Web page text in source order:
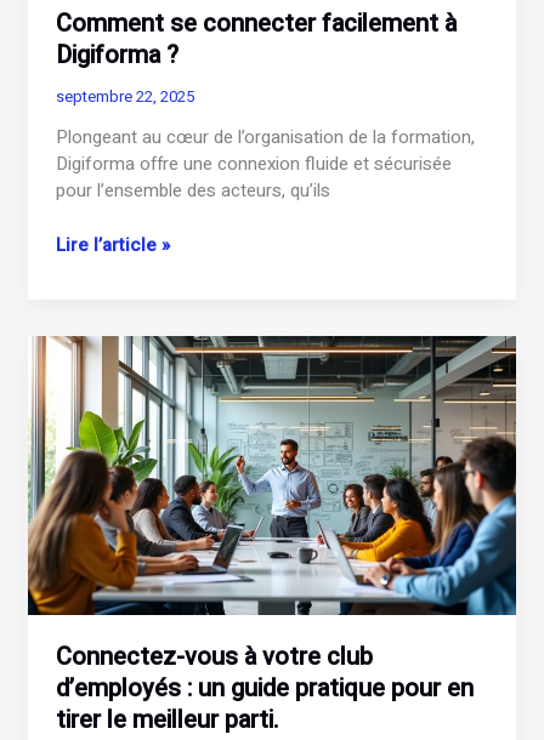
Comment se connecter facilement à
Digiforma ?
septembre 22, 2025
Plongeant au cœur de l’organisation de la formation,
Digiforma offre une connexion fluide et sécurisée
pour l’ensemble des acteurs, qu’ils
Comment
à
Digiforma
Lire l’article »
Connectez-vous à votre club
d’employés : un guide pratique pour en
tirer le meilleur parti.